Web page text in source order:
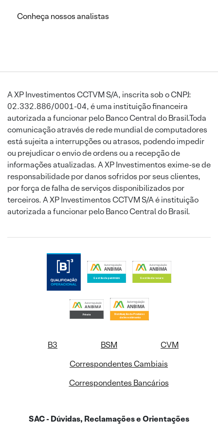
Conheça nossos analistas
A XP Investimentos CCTVM S/A, inscrita sob o CNPJ:
02.332.886/0001-04, é uma instituição financeira
autorizada a funcionar pelo Banco Central do Brasil.Toda
comunicação através de rede mundial de computadores
está sujeita a interrupções ou atrasos, podendo impedir
ou prejudicar o envio de ordens ou a recepção de
informações atualizadas. A XP Investimentos exime-se de
responsabilidade por danos sofridos por seus clientes,
por força de falha de serviços disponibilizados por
terceiros. A XP Investimentos CCTVM S/A é instituição
autorizada a funcionar pelo Banco Central do Brasil.
B3 BSM
CVM
Correspondentes Cambiais
Correspondentes Bancários
SAC - Dúvidas, Reclamações e Orientações